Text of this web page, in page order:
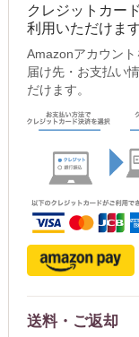
クレジットカー
利用いただけます
Amazonアカウン
届け先・お支払い
だけます。
送料・ご返却